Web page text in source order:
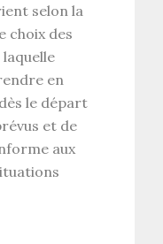
selon la
choix des
en
le départ
et de
aux